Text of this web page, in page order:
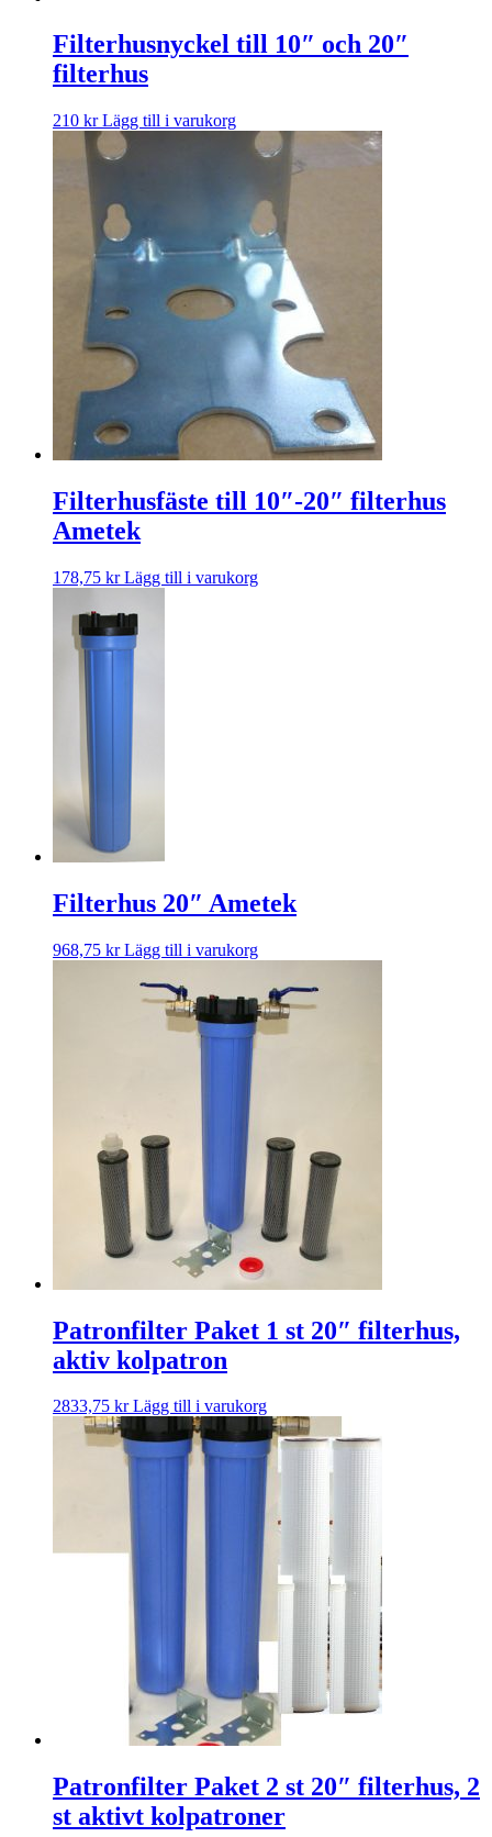
Filterhusnyckel till 10″ och 20″
filterhus
210 kr Lägg till i varukorg
Filterhusfäste till 10″-20″ filterhus
Ametek
178,75 kr Lägg till i varukorg
Filterhus 20″ Ametek
968,75 kr Lägg till i varukorg
Patronfilter Paket 1 st 20″ filterhus,
aktiv kolpatron
2833,75 kr Lägg till i varukorg
Patronfilter Paket 2 st 20″ filterhus, 2
st aktivt kolpatroner